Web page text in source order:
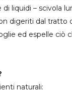
di liquidi – scivola
digeriti dal
ed espelle ciò
naturali: